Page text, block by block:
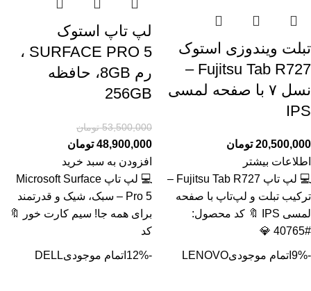
تبلت ویندوزی استوک
Fujitsu Tab R727 –
نسل ۷ با صفحه لمسی
IPS
20,500,000 تومان
اطلاعات بیشتر
💻 لپ تاپ Fujitsu Tab R727 –
ترکیب تبلت و لپ‌تاپ با صفحه
لمسی IPS 🔖 کد محصول:
#40765 💎
لپ تاپ استوک
SURFACE PRO 5 ،
رم 8GB، حافظه
256GB
53,500,000 تومان
48,900,000 تومان
افزودن به سبد خرید
💻 لپ تاپ Microsoft Surface
Pro 5 – سبک، شیک و قدرتمند
برای همه جا! سیم کارت خور 🔖
کد
-9% اتمام موجودیLENOVO
-12% اتمام موجودیDELL